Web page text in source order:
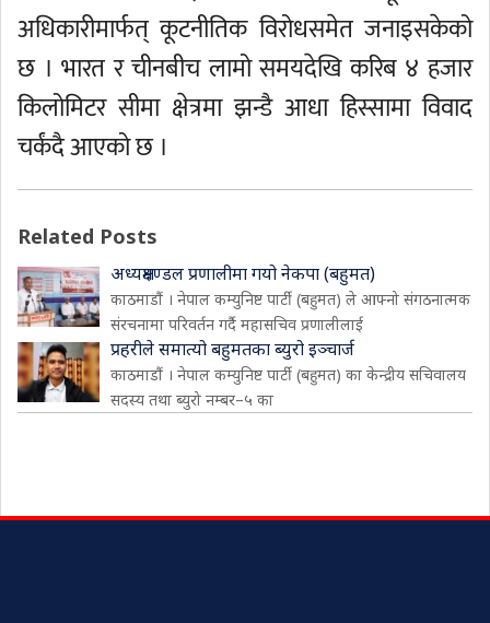
अधिकारीमार्फत् कूटनीतिक विरोधसमेत जनाइसकेको
छ । भारत र चीनबीच लामो समयदेखि करिब ४ हजार
किलोमिटर सीमा क्षेत्रमा झन्डै आधा हिस्सामा विवाद
चर्कंदै आएको छ ।
Related Posts
अध्यक्षमण्डल प्रणालीमा गयो नेकपा (बहुमत)
काठमाडौं । नेपाल कम्युनिष्ट पार्टी (बहुमत) ले आफ्नो संगठनात्मक
संरचनामा परिवर्तन गर्दै महासचिव प्रणालीलाई
प्रहरीले समात्यो बहुमतका ब्युरो इञ्चार्ज
काठमाडौं । नेपाल कम्युनिष्ट पार्टी (बहुमत) का केन्द्रीय सचिवालय
सदस्य तथा ब्युरो नम्बर–५ का